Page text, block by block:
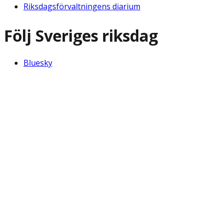
Riksdagsförvaltningens diarium
Följ Sveriges riksdag
Bluesky